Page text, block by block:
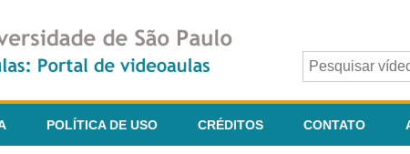
POLÍTICA DE USO CRÉDITOS CONTATO